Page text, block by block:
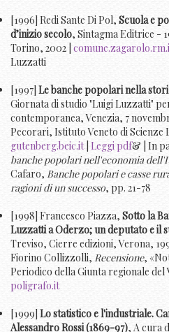
[1996] Redi Sante Di Pol, Scuola e
d’inizio secolo, Sintagma Editrice -
Torino, 2002 |
Luzzatti
[1997]Le banche popolari nella
Giornata di studio "Luigi Luzzatti"
contemporanea, Venezia, 7
Pecorari, Istituto Veneto di Scienze
gutenberg.beic.it| Leggi pdf& | In
banche popolari nell'economia
Cafaro, Banche popolari e casse
ragioni di un successo, pp. 21-78
[1998] Francesco Piazza, Sotto la
Luzzatti a Oderzo; un deputato e il
Treviso, Cierre edizioni, Verona,
Fiorino Collizzolli, Recensione,
Periodico della Giunta regionale del
poligrafo.it
[1999]Lo statistico e l'industriale.
Alessandro Rossi (1869-97), A cura